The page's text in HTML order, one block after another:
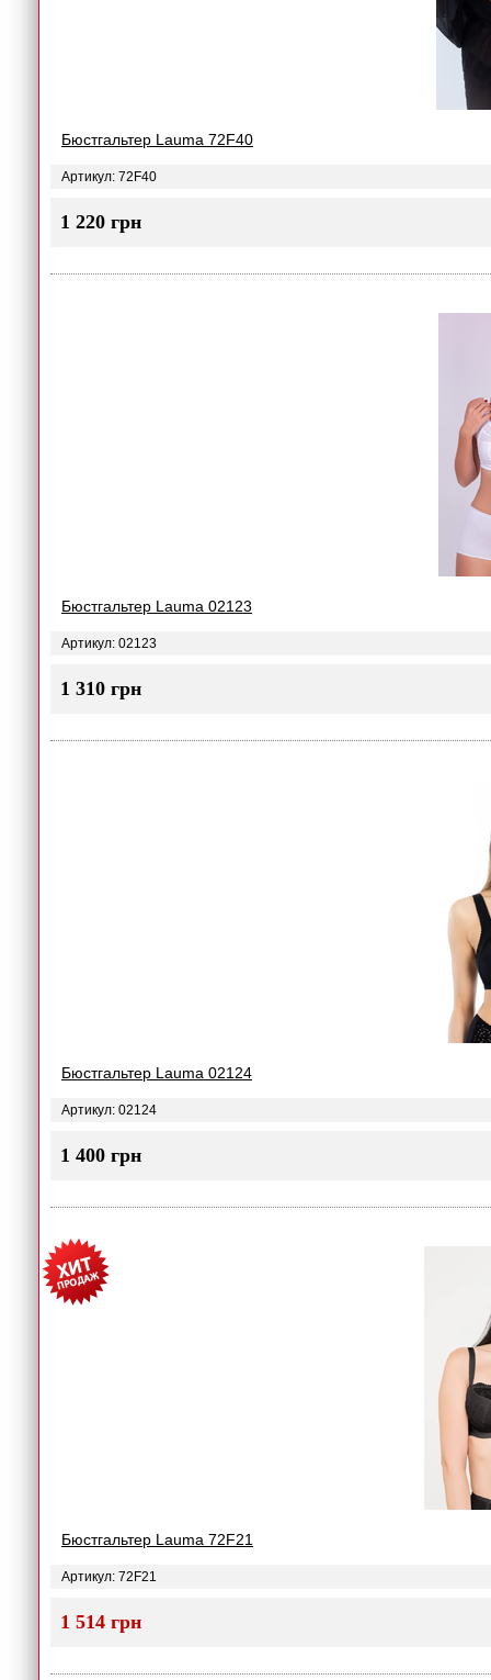
Бюстгальтер Lauma 72F40
Артикул: 72F40
1 220 грн
Бюстгальтер Lauma 02123
Артикул: 02123
1 310 грн
Бюстгальтер Lauma 02124
Артикул: 02124
1 400 грн
Бюстгальтер Lauma 72F21
Артикул: 72F21
1 514 грн